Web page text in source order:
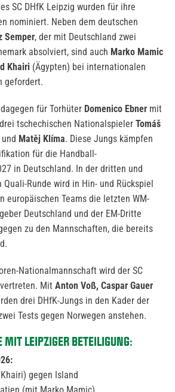
SC DHfK Leipzig wurden für ihre
nominiert. Neben dem deutschen
Semper, der mit Deutschland zwei
absolviert, sind auch Marko Mamic
Khairi (Ägypten) bei internationalen
gefordert.
für Torhüter Domenico Ebner mit
tschechischen Nationalspieler Tomáš
und Matěj Klíma. Diese Jungs kämpfen
für die Handball-
in Deutschland. In der dritten und
Runde wird in Hin- und Rückspiel
europäischen Teams die letzten WM-
Deutschland und der EM-Dritte
zu den Mannschaften, die bereits
Nationalmannschaft wird der SC
Mit Anton Voß, Caspar Gauer
drei DHfK-Jungs in den Kader der
Tests gegen Norwegen anstehen.
MIT LEIPZIGER BETEILIGUNG:
gegen Island